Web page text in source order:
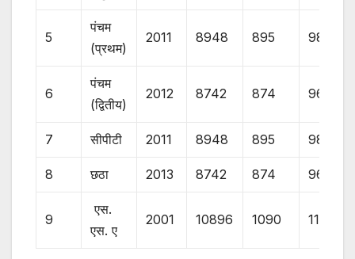
5
पंचम
(प्रथम)
2011 8948 895 9843
6
पंचम
(द्वितीय)
2012 8742 874 9616
7 सीपीटी 2011 8948 895 9843
8 छठा 2013 8742 874 9616
9
एस.
एस. ए
2001 10896 1090 11986